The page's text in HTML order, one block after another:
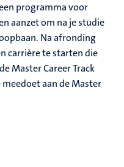
programma voor
aanzet om na je studie
Na afronding
carrière te starten die
Master Career Track
aan de Master